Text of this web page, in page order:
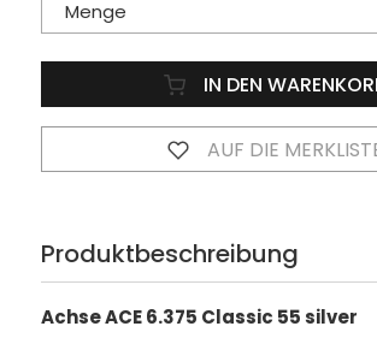
Menge
IN DEN
AUF DIE
Produktbeschreibung
Achse ACE 6.375 Classic 55 silver